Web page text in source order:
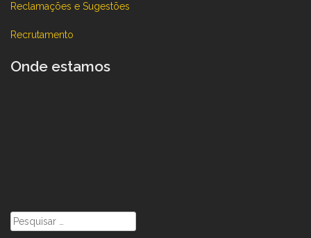
Reclamações e Sugestões
Recrutamento
Onde estamos
Pesquisar
por: